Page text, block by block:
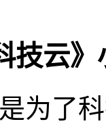
技云
为了